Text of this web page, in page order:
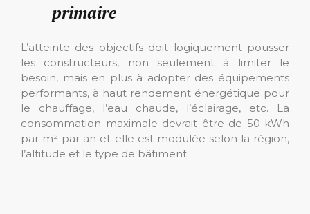
primaire
L’atteinte des objectifs doit logiquement pousser
les constructeurs, non seulement à limiter le
besoin, mais en plus à adopter des équipements
performants, à haut rendement énergétique pour
le chauffage, l’eau chaude, l’éclairage, etc. La
consommation maximale devrait être de 50 kWh
par m² par an et elle est modulée selon la région,
l’altitude et le type de bâtiment.